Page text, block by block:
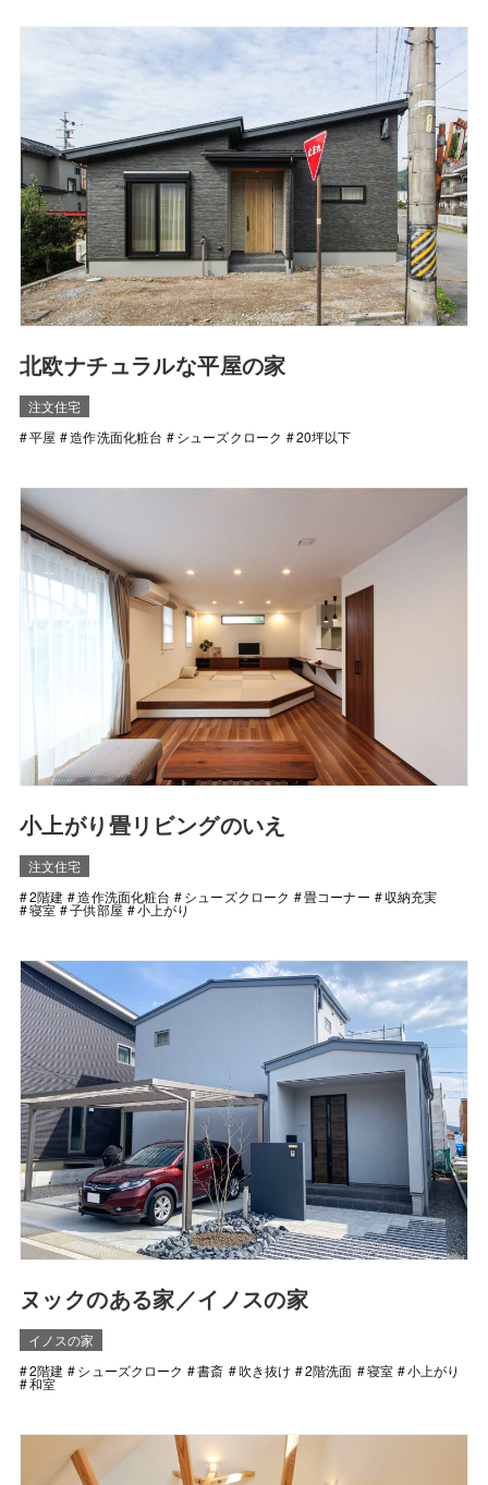
北欧ナチュラルな平屋の家
注文住宅
平屋
造作洗面化粧台 シューズクローク 20坪以下
小上がり畳リビングのいえ
注文住宅
2階建
造作洗面化粧台 シューズクローク 畳コーナー 収納充実
寝室 子供部屋 小上がり
ヌックのある家／イノスの家
イノスの家
2階建
シューズクローク 書斎 吹き抜け 2階洗面 寝室 小上がり
和室